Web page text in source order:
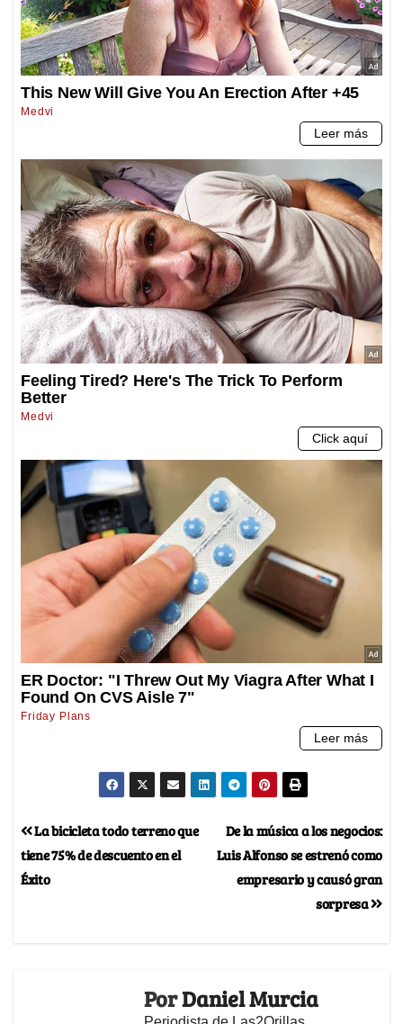
De la música a los negocios:
Luis Alfonso se estrenó como
empresario y causó gran
sorpresa
La bicicleta todo terreno que
tiene 75% de descuento en el
Éxito
PorDaniel Murcia